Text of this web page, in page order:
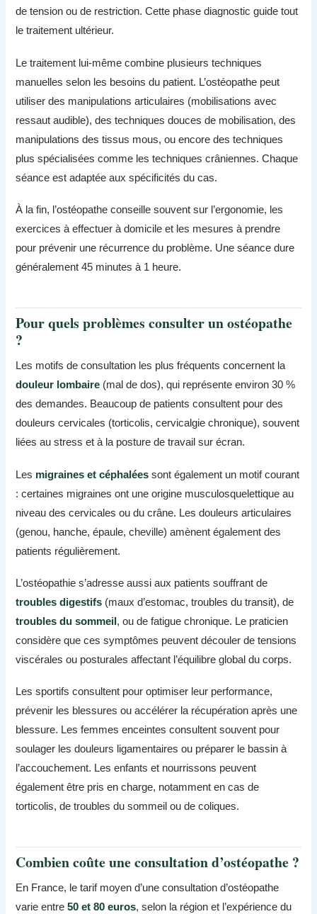
de tension ou de restriction. Cette phase diagnostic guide tout
le traitement ultérieur.
Le traitement lui-même combine plusieurs techniques
manuelles selon les besoins du patient. L’ostéopathe peut
utiliser des manipulations articulaires (mobilisations avec
ressaut audible), des techniques douces de mobilisation, des
manipulations des tissus mous, ou encore des techniques
plus spécialisées comme les techniques crâniennes. Chaque
séance est adaptée aux spécificités du cas.
À la fin, l’ostéopathe conseille souvent sur l’ergonomie, les
exercices à effectuer à domicile et les mesures à prendre
pour prévenir une récurrence du problème. Une séance dure
généralement 45 minutes à 1 heure.
Pour quels problèmes consulter un ostéopathe
?
Les motifs de consultation les plus fréquents concernent la
douleur lombaire (mal de dos), qui représente environ 30 %
des demandes. Beaucoup de patients consultent pour des
douleurs cervicales (torticolis, cervicalgie chronique), souvent
liées au stress et à la posture de travail sur écran.
Les migraines et céphalées sont également un motif courant
: certaines migraines ont une origine musculosquelettique au
niveau des cervicales ou du crâne. Les douleurs articulaires
(genou, hanche, épaule, cheville) amènent également des
patients régulièrement.
L’ostéopathie s’adresse aussi aux patients souffrant de
troubles digestifs (maux d’estomac, troubles du transit), de
troubles du sommeil, ou de fatigue chronique. Le praticien
considère que ces symptômes peuvent découler de tensions
viscérales ou posturales affectant l’équilibre global du corps.
Les sportifs consultent pour optimiser leur performance,
prévenir les blessures ou accélérer la récupération après une
blessure. Les femmes enceintes consultent souvent pour
soulager les douleurs ligamentaires ou préparer le bassin à
l’accouchement. Les enfants et nourrissons peuvent
également être pris en charge, notamment en cas de
torticolis, de troubles du sommeil ou de coliques.
Combien coûte une consultation d’ostéopathe ?
En France, le tarif moyen d’une consultation d’ostéopathe
varie entre50 et 80 euros, selon la région et l’expérience du